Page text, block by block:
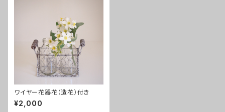
ワイヤー花器花（造花）付き
¥2,000